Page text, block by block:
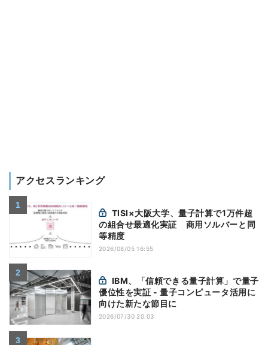
アクセスランキング
の組合せ最適化実証 商用ソルバーと同
等精度
2026/08/05 16:55
優位性を実証 - 量子コンピュータ活用に
向けた新たな節目に
2026/07/30 20:03